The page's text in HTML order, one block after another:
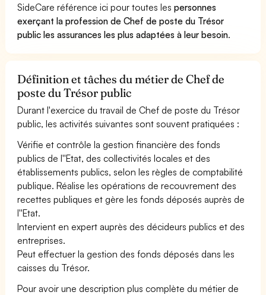
SideCare référence ici pour toutes lespersonnes
exerçant la profession de Chef de poste du Trésor
public les assurances les plus adaptées à leur besoin.
Définition et tâches du métier de Chef de
poste du Trésor public
Durant l'exercice du travail de Chef de poste du Trésor
public, les activités suivantes sont souvent pratiquées :
Vérifie et contrôle la gestion financière des fonds
publics de l''Etat, des collectivités locales et des
établissements publics, selon les règles de comptabilité
publique. Réalise les opérations de recouvrement des
recettes publiques et gère les fonds déposés auprès de
l''Etat.
Intervient en expert auprès des décideurs publics et des
entreprises.
Peut effectuer la gestion des fonds déposés dans les
caisses du Trésor.
Pour avoir une description plus complète du métier de